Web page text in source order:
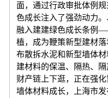
面，通过行政审批体例
色成长注入了强劲动力
融入建建绿色成长条例
植，成为鞭策新型建材
布散拆水泥和新型墙体
建材料的保温、隔热、
财产链上下逛，正在强
墙体材料成长，上海市